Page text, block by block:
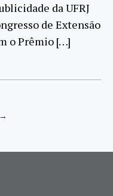
da UFRJ
de Extensão
o Prêmio […]
→